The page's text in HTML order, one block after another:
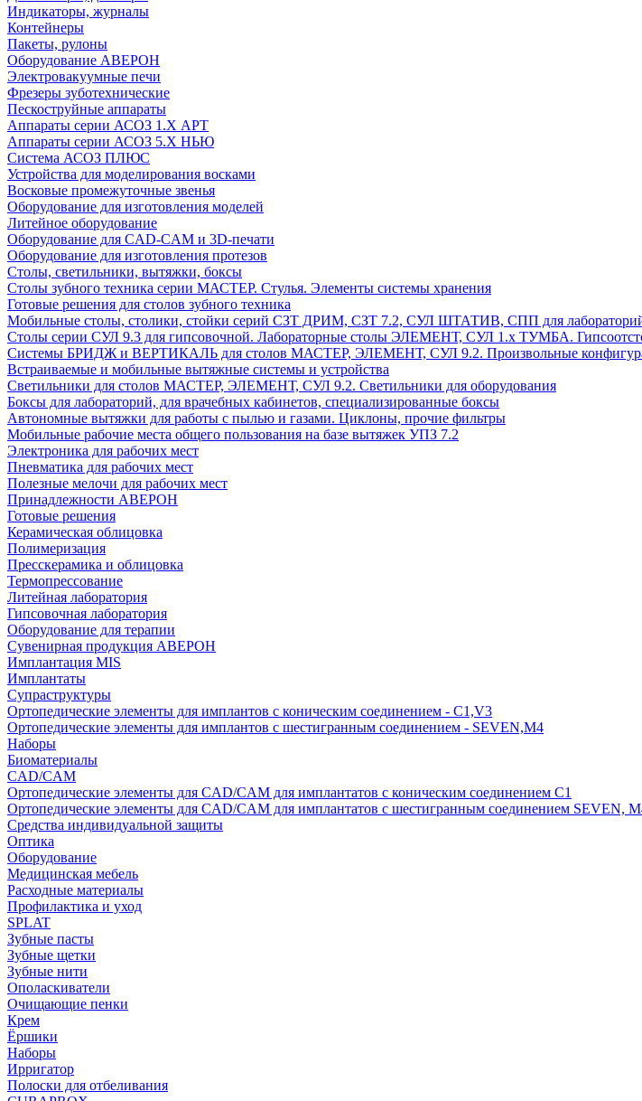
Индикаторы, журналы
Контейнеры
Пакеты, рулоны
Оборудование АВЕРОН
Электровакуумные печи
Фрезеры зуботехнические
Пескоструйные аппараты
Аппараты серии АСОЗ 1.Х АРТ
Аппараты серии АСОЗ 5.Х НЬЮ
Система АСОЗ ПЛЮС
Устройства для моделирования восками
Восковые промежуточные звенья
Оборудование для изготовления моделей
Литейное оборудование
Оборудование для CAD-CAM и 3D-печати
Оборудование для изготовления протезов
Cтолы, светильники, вытяжки, боксы
Столы зубного техника серии МАСТЕР. Стулья. Элементы системы хранения
Готовые решения для столов зубного техника
Мобильные столы, столики, стойки серий СЗТ ДРИМ, СЗТ 7.2, СУЛ ШТАТИВ, СПП для лабораторий
Столы серии СУЛ 9.3 для гипсовочной. Лабораторные столы ЭЛЕМЕНТ, СУЛ 1.х ТУМБА.
Системы БРИДЖ и ВЕРТИКАЛЬ для столов МАСТЕР, ЭЛЕМЕНТ, СУЛ 9.2. Произвольные
Встраиваемые и мобильные вытяжные системы и устройства
Светильники для столов МАСТЕР, ЭЛЕМЕНТ, СУЛ 9.2. Светильники для оборудования
Боксы для лабораторий, для врачебных кабинетов, специализированные боксы
Автономные вытяжки для работы с пылью и газами. Циклоны, прочие фильтры
Мобильные рабочие места общего пользования на базе вытяжек УПЗ 7.2
Электроника для рабочих мест
Пневматика для рабочих мест
Полезные мелочи для рабочих мест
Принадлежности АВЕРОН
Готовые решения
Керамическая облицовка
Полимеризация
Пресскерамика и облицовка
Термопрессование
Литейная лаборатория
Гипсовочная лаборатория
Оборудование для терапии
Сувенирная продукция АВЕРОН
Имплантация MIS
Имплантаты
Супраструктуры
Ортопедические элементы для имплантов с коническим соединением - C1,V3
Ортопедические элементы для имплантов с шестигранным соединением - SEVEN,M4
Наборы
Биоматериалы
CAD/CAM
Ортопедические элементы для CAD/CAM для имплантатов с коническим соединением С1
Ортопедические элементы для CAD/CAM для имплантатов с шестигранным соединением SEVEN,
Средства индивидуальной защиты
Оптика
Оборудование
Медицинская мебель
Расходные материалы
Профилактика и уход
SPLAT
Зубные пасты
Зубные щетки
Зубные нити
Ополаскиватели
Очищающие пенки
Крем
Ёршики
Наборы
Ирригатор
Полоски для отбеливания